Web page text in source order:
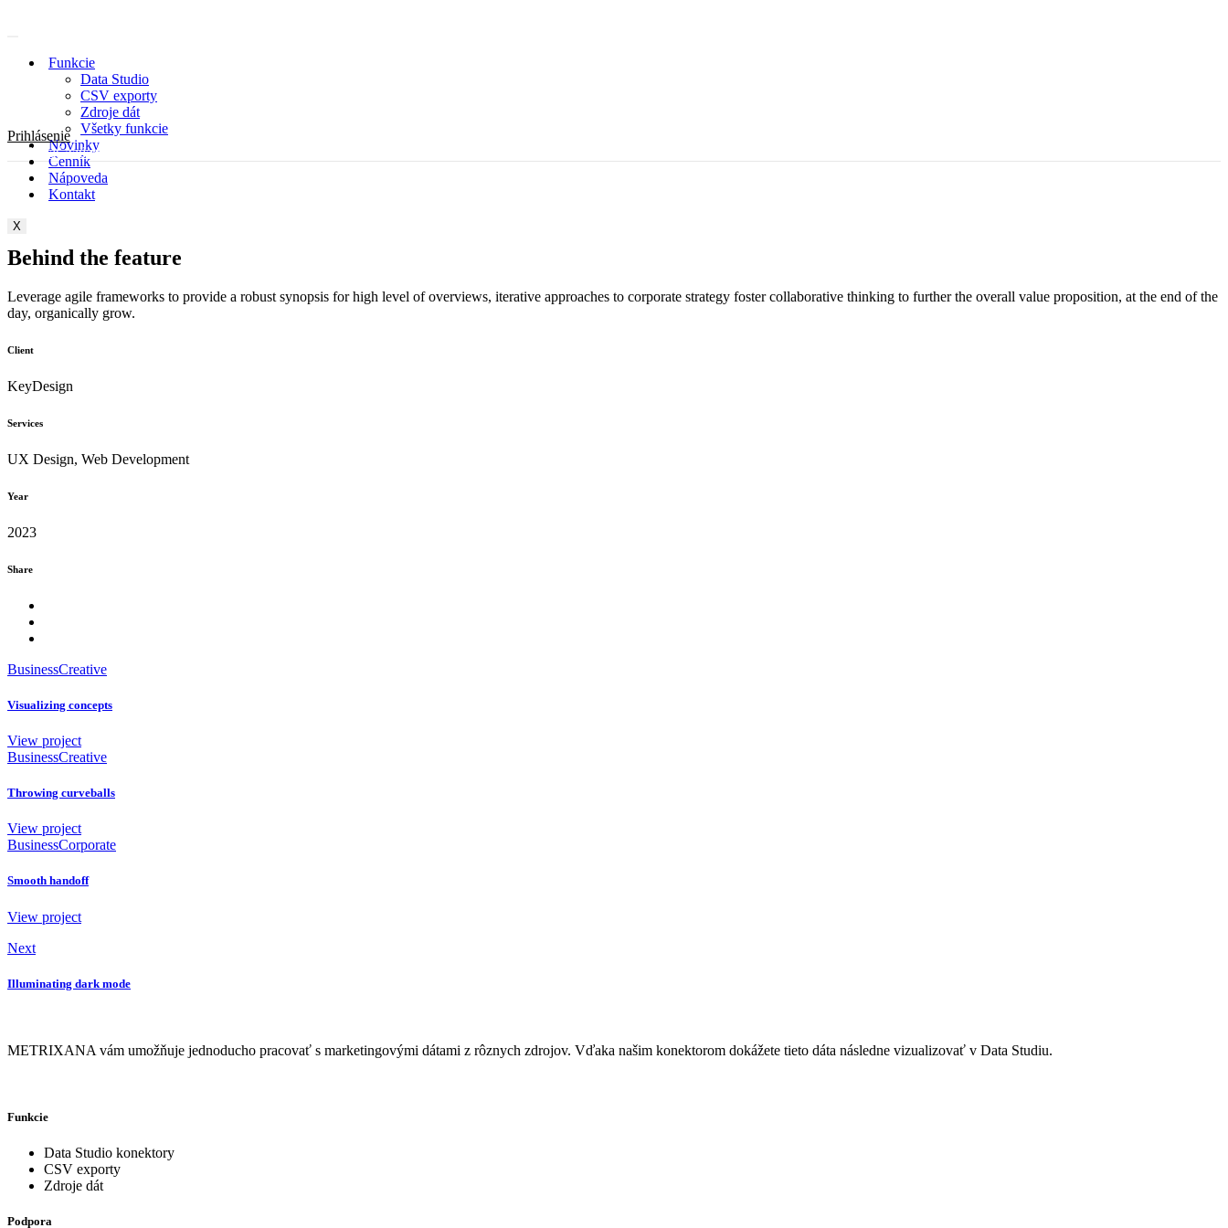
Funkcie
Data Studio
CSV exporty
Zdroje dát
Všetky funkcie
Novinky
Cenník
Nápoveda
Kontakt
X
Prihlásenie
Vyskúšať zadarmo
Behind the feature
Leverage agile frameworks to provide a robust synopsis for high level of overviews, iterative approaches to corporate strategy foster collaborative thinking to further the overall value proposition, at the end of the
day, organically grow.
Client
KeyDesign
Services
UX Design, Web Development
Year
2023
Share
BusinessCreative
Visualizing concepts
View project
BusinessCreative
Throwing curveballs
View project
BusinessCorporate
Smooth handoff
View project
Next
Illuminating dark mode
METRIXANA vám umožňuje jednoducho pracovať s marketingovými dátami z rôznych zdrojov. Vďaka našim konektorom dokážete tieto dáta následne vizualizovať v Data Studiu.
Funkcie
Data Studio konektory
CSV exporty
Zdroje dát
Podpora